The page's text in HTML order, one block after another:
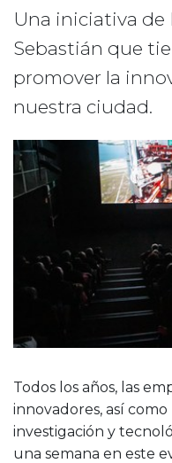
Una iniciativa de
Sebastián que
promover la
nuestra ciudad.
Todos los años, las
innovadores, así
investigación y
una semana en este